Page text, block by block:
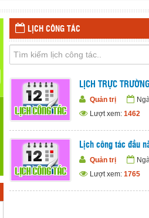
LỊCH CÔNG TÁC
LỊCH TRỰC
Quản trị
Lượt xem: 1462
Lịch công tác đầu
Quản trị
Lượt xem: 1765